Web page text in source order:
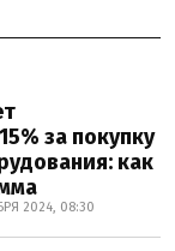
за покупку
как
2024, 08:30